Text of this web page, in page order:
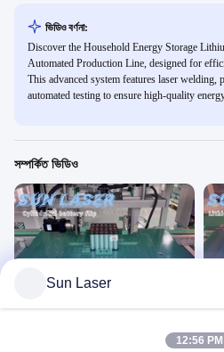
ভিডিও বর্ণনা:
Discover the Household Energy Storage
Automated Production Line, designed for
This advanced system features laser welding,
automated testing to ensure high-quality
সম্পর্কিত ভিডিও
Sun Laser
12:56 PM